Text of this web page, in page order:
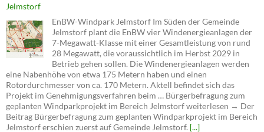
Jelmstorf
EnBW-Windpark Jelmstorf Im Süden der Gemeinde
Jelmstorf plant die EnBW vier Windenergieanlagen der
7-Megawatt-Klasse mit einer Gesamtleistung von rund
28 Megawatt, die voraussichtlich im Herbst 2029 in
Betrieb gehen sollen. Die Windenergieanlagen werden
eine Nabenhöhe von etwa 175 Metern haben und einen
Rotordurchmesser von ca. 170 Metern. Aktell befindet sich das
Projekt im Genehmigungsverfahren beim … Bürgerbefragung zum
geplanten Windparkprojekt im Bereich Jelmstorf weiterlesen → Der
Beitrag Bürgerbefragung zum geplanten Windparkprojekt im Bereich
Jelmstorf erschien zuerst auf Gemeinde Jelmstorf. [...]